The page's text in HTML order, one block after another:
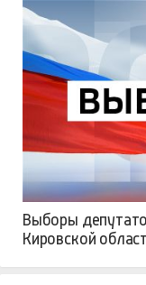
Выборы
Кировской